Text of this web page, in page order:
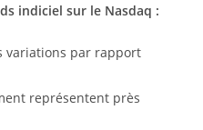
indiciel sur le Nasdaq :
variations par rapport
représentent près